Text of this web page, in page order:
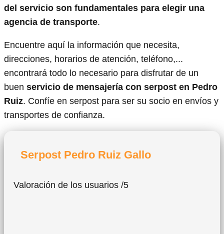
del servicio son fundamentales para elegir una
agencia de transporte.
Encuentre aquí la información que necesita,
direcciones, horarios de atención, teléfono,...
encontrará todo lo necesario para disfrutar de un
buen servicio de mensajería con serpost en Pedro
Ruiz. Confíe en serpost para ser su socio en envíos y
transportes de confianza.
Serpost Pedro Ruiz Gallo
Valoración de los usuarios /5